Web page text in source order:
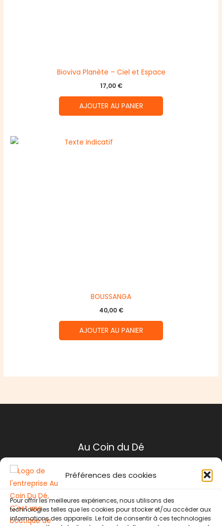
Préférences des cookies
Pour offrir les meilleures expériences, nous utilisons des
technologies telles que les cookies pour stocker et/ou accéder aux
informations des appareils. Le fait de consentir à ces technologies
Bioviva Planète – Ciel et Espace
17,00 €
AJOUTER AU PANIER
BOUSSANGA
40,00 €
AJOUTER AU PANIER
Au Coin du Dé
Mentions légales
Politique de retour
Contact